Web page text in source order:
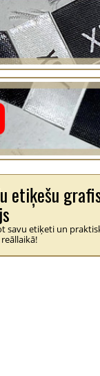
etiķešu
savu etiķeti un